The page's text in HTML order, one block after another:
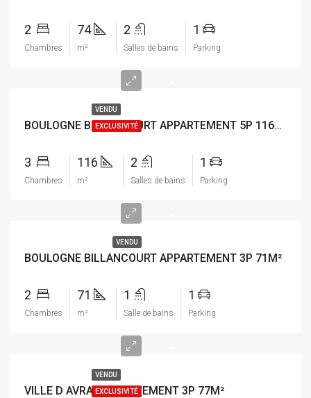
2
Chambres
74
m²
2
Salles de bains
1
Parking
VENDU
EXCLUSIVITÉ BOULOGNE BILLANCOURT APPARTEMENT 5P 116M²
3
Chambres
116
m²
2
Salles de bains
1
Parking
VENDU
BOULOGNE BILLANCOURT APPARTEMENT 3P 71M²
2
Chambres
71
m²
1
Salle de bains
1
Parking
VENDU
EXCLUSIVITÉ
VILLE D AVRAY APPARTEMENT 3P 77M²